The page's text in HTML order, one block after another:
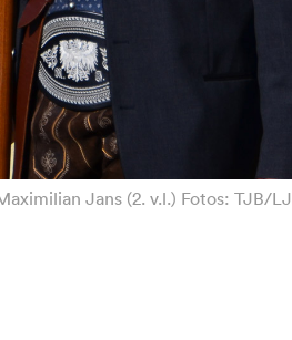
Jans (2. v.l.) Fotos: TJB/LJ